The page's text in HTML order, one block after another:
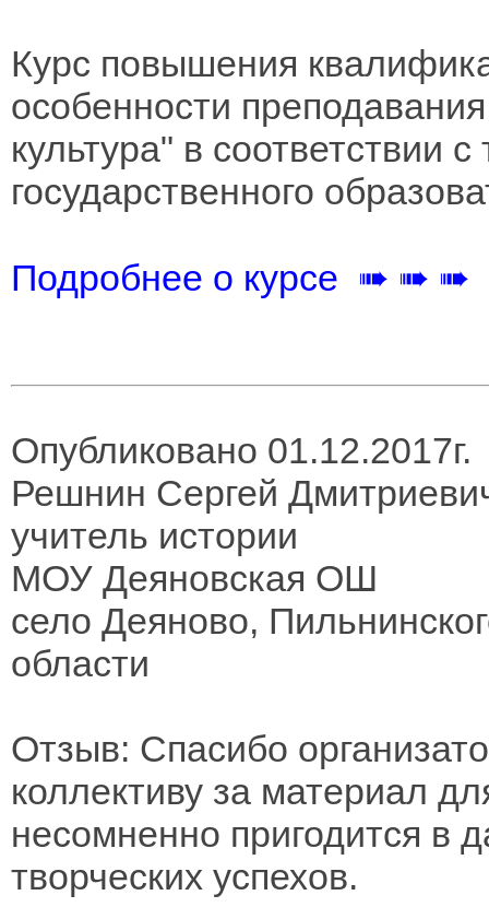
Курс повышения
особенности
культура" в соответствии
государственного
Подробнее о курсе ➠ ➠ ➠
Опубликовано 01.12.2017г.
Решнин Сергей
учитель истории
МОУ Деяновская ОШ
село Деяново,
области
Отзыв: Спасибо
коллективу за материал
несомненно пригодится
творческих успехов.